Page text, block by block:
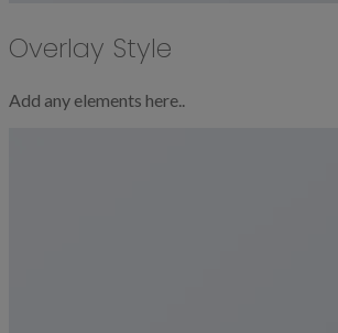
Overlay Style
Add any elements here..